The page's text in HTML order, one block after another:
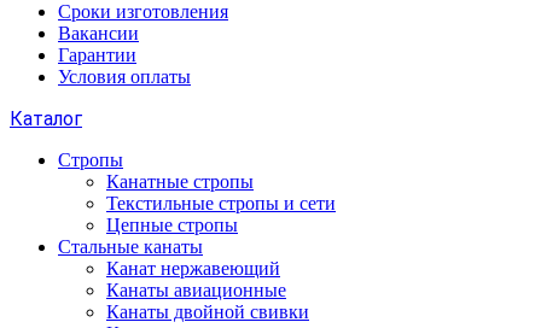
Сроки изготовления
Вакансии
Гарантии
Условия оплаты
Каталог
Стропы
Канатные стропы
Текстильные стропы и сети
Цепные стропы
Стальные канаты
Канат нержавеющий
Канаты авиационные
Канаты двойной свивки